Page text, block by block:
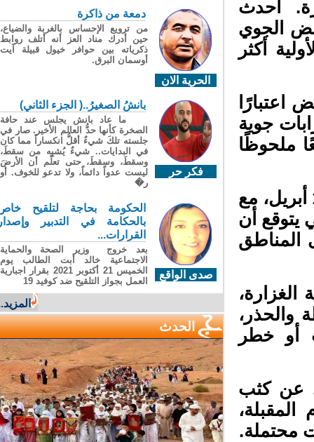
أحدث
الجوي
أكثر
اعتبارًا
جوية
ملحوظًا
المنخفض يُرتقب حدوثها ما بين 11 و12 أبريل، مع
يتوقع أن
المناطق
والحذر،
أو خطر
عن كثب
محتملة.
الحرية الان
دمعة من ذاكرة
من ترويع الإحساس بالغربة والضياع،
حين أدرك مناد العز أنه أتلف روابط
ذكرياته بين حوافر خيول قبيلة آيت
أوسمان البرق.
فكر حر
بانشُ الصغيرُ..( الجزء الثاني)
ما عاد بانش يجلس عند حافة
الصخرة كأنها حدُّ العالم الأخير. صار في
جلسته تلكَ شيءٌ أقلُّ انكساراً مما كان
في البدايات.. شيءٌ يُشبِه من سقطَ،
وسقطَ، وسقطَ، حتى تعلّم أن الأرضَ
ليست عدواً دائماً، ولا تدعو للخوف. أو
ر�
صدى الواقع
الحكومة بحاجة لتلقيح خاص
بالحكامة في التدبير وإصدار
القرارات...
بعد خروج وزير الصحة والحماية
الاجتماعية خالد أبت الطالب يوم
الخميس 21 أكتوبر 2021 بقرار اجبارية
العمل بجواز التلقيح ضد كوفيد 19
المزيد...
الحدث